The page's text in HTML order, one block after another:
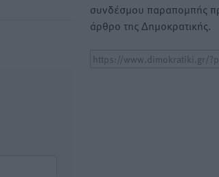
συνδέσμου παραπομπής
άρθρο της Δημοκρατικής.